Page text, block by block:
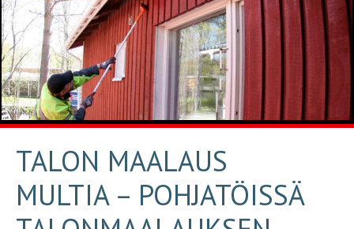
TO
CONTENT
TALON MAALAUS
MULTIA – POHJATÖISSÄ